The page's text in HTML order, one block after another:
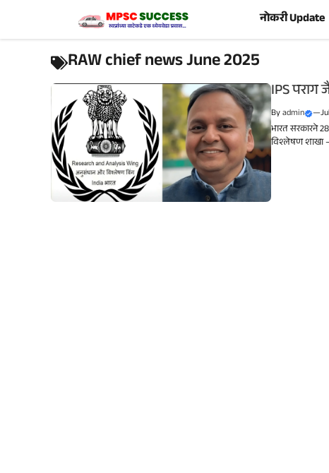
नोकरी Update
RAW chief news June 2025
IPS पराग
Byadmin —
भारत सरकारने
विश्लेषण शाखा